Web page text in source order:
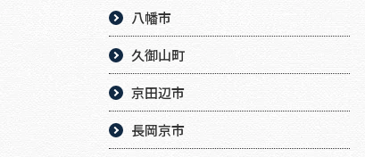
八幡市
久御山町
京田辺市
長岡京市